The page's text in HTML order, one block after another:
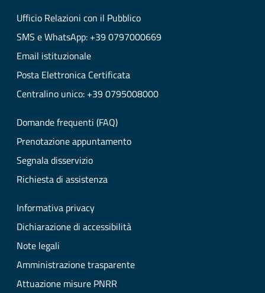
Ufficio Relazioni con il Pubblico
SMS e WhatsApp: +39 0797000669
Email istituzionale
Posta Elettronica Certificata
Centralino unico: +39 0795008000
Domande frequenti (FAQ)
Prenotazione appuntamento
Segnala disservizio
Richiesta di assistenza
Informativa privacy
Dichiarazione di accessibilità
Note legali
Amministrazione trasparente
Attuazione misure PNRR